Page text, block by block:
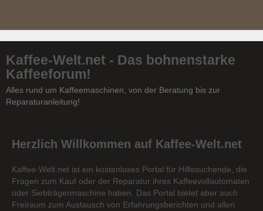
Kaffee-Welt.net - Das bohnenstarke
Kaffeeforum!
Alles rund um Kaffeemaschinen, von der Beratung bis zur
Reparaturanleitung!
Herzlich Willkommen auf Kaffee-Welt.net
Kaffee-Welt.net ist ein kostenloses Portal für Hilfesuchende, die
Fragen zum Kauf oder der Reparatur ihres Kaffeevollautomaten
oder Siebträgermaschine haben. Das Portal bietet aber auch
Freiraum zum Austausch von Erfahrungsberichten und allen